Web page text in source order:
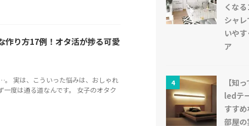
作り方17例！オタ活が捗る可愛
実は、こういった悩みは、おしゃれ
度は通る道なんです。 女子のオタク
くな
シャ
いや
ア
4
【知
ledテ
すす
部屋